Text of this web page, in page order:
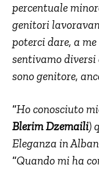
percentuale
genitori
poterci dare, a
sentivamo
sono genitore,
“Ho conosciuto
Blerim Dzemaili)
Eleganza in
“Quando mi ha